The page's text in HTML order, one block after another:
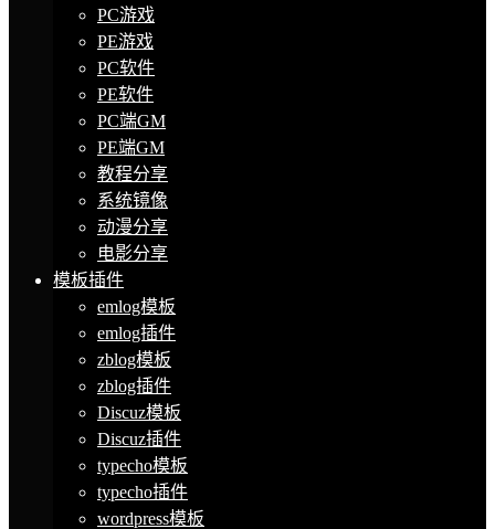
PC游戏
PE游戏
PC软件
PE软件
PC端GM
PE端GM
教程分享
系统镜像
动漫分享
电影分享
模板插件
emlog模板
emlog插件
zblog模板
zblog插件
Discuz模板
Discuz插件
typecho模板
typecho插件
wordpress模板